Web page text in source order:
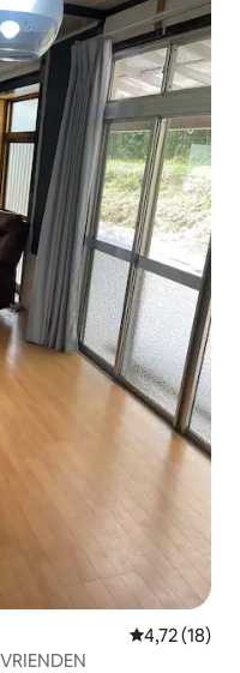
Gemiddelde
4,72 (18)